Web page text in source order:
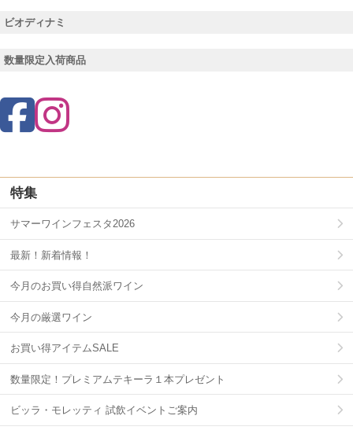
ビオディナミ
数量限定入荷商品
特集
サマーワインフェスタ2026
最新！新着情報！
今月のお買い得自然派ワイン
今月の厳選ワイン
お買い得アイテムSALE
数量限定！プレミアムテキーラ１本プレゼント
ビッラ・モレッティ 試飲イベントご案内